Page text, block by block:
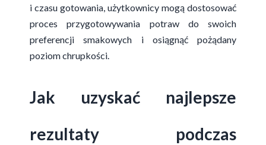
i czasu gotowania, użytkownicy mogą dostosować
proces przygotowywania potraw do swoich
preferencji smakowych i osiągnąć pożądany
poziom chrupkości.
Jak uzyskać najlepsze
rezultaty podczas